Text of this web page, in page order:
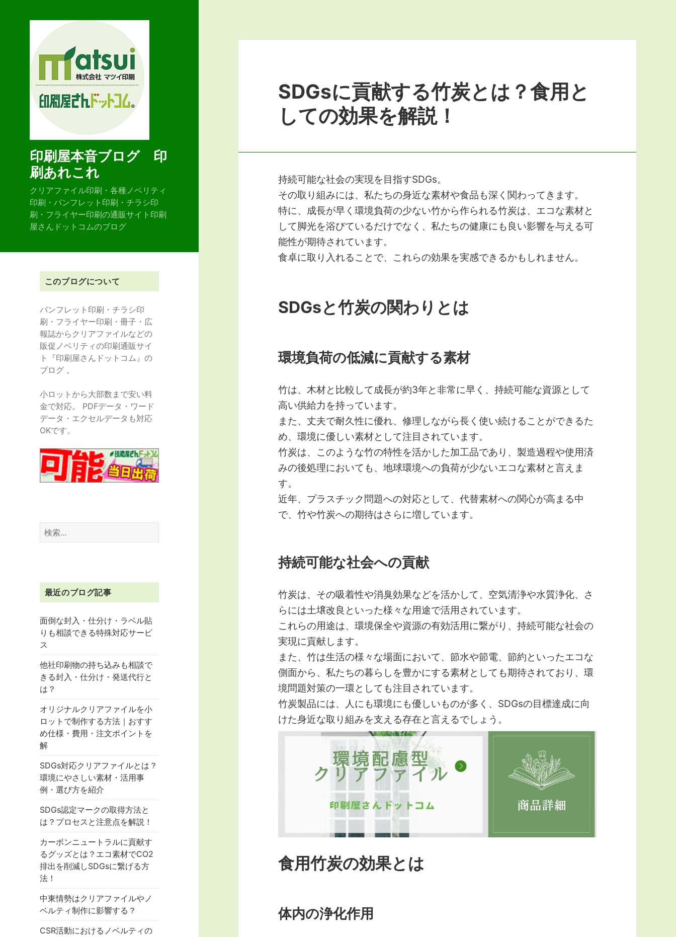
印刷屋本音ブログ 印
刷あれこれ
クリアファイル印刷・各種ノベリティ
印刷・パンフレット印刷・チラシ印
刷・フライヤー印刷の通販サイト印刷
屋さんドットコムのブログ
このブログについて
パンフレット印刷・チラシ印
刷・フライヤー印刷・冊子・広
報誌からクリアファイルなどの
販促ノベリティの印刷通販サイ
ト『印刷屋さんドットコム』の
ブログ 。
小ロットから大部数まで安い料
金で対応。 PDFデータ・ワード
データ・エクセルデータも対応
OKです。
検
索:
最近のブログ記事
面倒な封入・仕分け・ラベル貼
りも相談できる特殊対応サービ
ス
他社印刷物の持ち込みも相談で
きる封入・仕分け・発送代行と
は？
オリジナルクリアファイルを小
ロットで制作する方法｜おすす
め仕様・費用・注文ポイントを
解
SDGs対応クリアファイルとは？
環境にやさしい素材・活用事
例・選び方を紹介
SDGs認定マークの取得方法と
は？プロセスと注意点を解説！
カーボンニュートラルに貢献す
るグッズとは？エコ素材でCO2
排出を削減しSDGsに繋げる方
法！
中東情勢はクリアファイルやノ
ベルティ制作に影響する？
CSR活動におけるノベルティの
SDGsに貢献する竹炭とは？食用と
しての効果を解説！
持続可能な社会の実現を目指すSDGs。
その取り組みには、私たちの身近な素材や食品も深く関わってきます。
特に、成長が早く環境負荷の少ない竹から作られる竹炭は、エコな素材と
して脚光を浴びているだけでなく、私たちの健康にも良い影響を与える可
能性が期待されています。
食卓に取り入れることで、これらの効果を実感できるかもしれません。
SDGsと竹炭の関わりとは
環境負荷の低減に貢献する素材
竹は、木材と比較して成長が約3年と非常に早く、持続可能な資源として
高い供給力を持っています。
また、丈夫で耐久性に優れ、修理しながら長く使い続けることができるた
め、環境に優しい素材として注目されています。
竹炭は、このような竹の特性を活かした加工品であり、製造過程や使用済
みの後処理においても、地球環境への負荷が少ないエコな素材と言えま
す。
近年、プラスチック問題への対応として、代替素材への関心が高まる中
で、竹や竹炭への期待はさらに増しています。
持続可能な社会への貢献
竹炭は、その吸着性や消臭効果などを活かして、空気清浄や水質浄化、さ
らには土壌改良といった様々な用途で活用されています。
これらの用途は、環境保全や資源の有効活用に繋がり、持続可能な社会の
実現に貢献します。
また、竹は生活の様々な場面において、節水や節電、節約といったエコな
側面から、私たちの暮らしを豊かにする素材としても期待されており、環
境問題対策の一環としても注目されています。
竹炭製品には、人にも環境にも優しいものが多く、SDGsの目標達成に向
けた身近な取り組みを支える存在と言えるでしょう。
食用竹炭の効果とは
体内の浄化作用